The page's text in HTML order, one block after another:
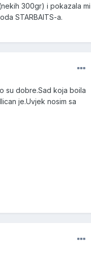
300gr) i pokazala mi
STARBAITS-a.
su dobre.Sad koja boila
je.Uvjek nosim sa